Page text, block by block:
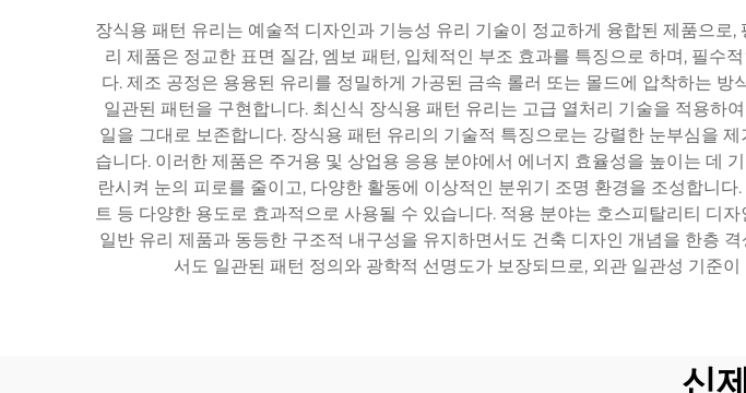
장식용 패턴 유리는 예술적 디자인과 기능성 유리 기술이 정교하게 융합된 제품으
리 제품은 정교한 표면 질감, 엠보 패턴, 입체적인 부조 효과를 특징으로 하며, 필
다. 제조 공정은 용융된 유리를 정밀하게 가공된 금속 롤러 또는 몰드에 압착하는
일관된 패턴을 구현합니다. 최신식 장식용 패턴 유리는 고급 열처리 기술을 적용
일을 그대로 보존합니다. 장식용 패턴 유리의 기술적 특징으로는 강렬한 눈부심을
습니다. 이러한 제품은 주거용 및 상업용 응용 분야에서 에너지 효율성을 높이는 데
란시켜 눈의 피로를 줄이고, 다양한 활동에 이상적인 분위기 조명 환경을 조성합니
트 등 다양한 용도로 효과적으로 사용될 수 있습니다. 적용 분야는 호스피탈리티 디
일반 유리 제품과 동등한 구조적 내구성을 유지하면서도 건축 디자인 개념을 한층
서도 일관된 패턴 정의와 광학적 선명도가 보장되므로, 외관 일관성 기준
신